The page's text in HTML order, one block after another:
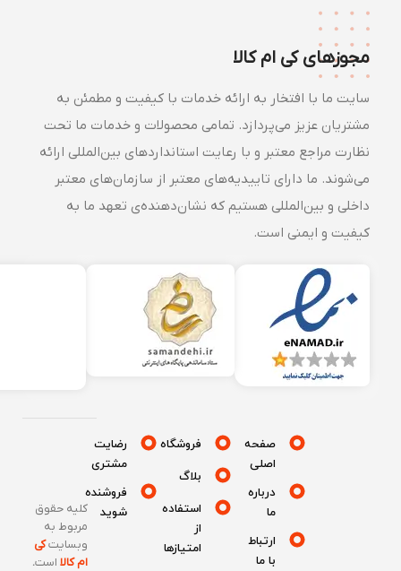
مجوزهای کی ام کالا
سایت ما با افتخار به ارائه خدمات با کیفیت و مطمئن به
مشتریان عزیز می‌پردازد. تمامی محصولات و خدمات ما تحت
نظارت مراجع معتبر و با رعایت استانداردهای بین‌المللی ارائه
می‌شوند. ما دارای تاییدیه‌های معتبر از سازمان‌های معتبر
داخلی و بین‌المللی هستیم که نشان‌دهنده‌ی تعهد ما به
کیفیت و ایمنی است.
صفحه
درباره
ارتباط
فروشگاه
بلاگ
استفاده
امتیازها
رضایت
مشتری
فروشنده
شوید
کلیه حقوق
مربوط به
وبسایتکی
ام کالااست.